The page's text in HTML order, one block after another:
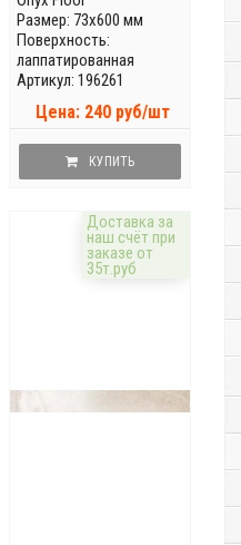
Размер: 73x600 мм
Поверхность:
лаппатированная
Артикул: 196261
Цена: 240 руб/шт
КУПИТЬ
Доставка за
наш счёт при
заказе от
35т.руб